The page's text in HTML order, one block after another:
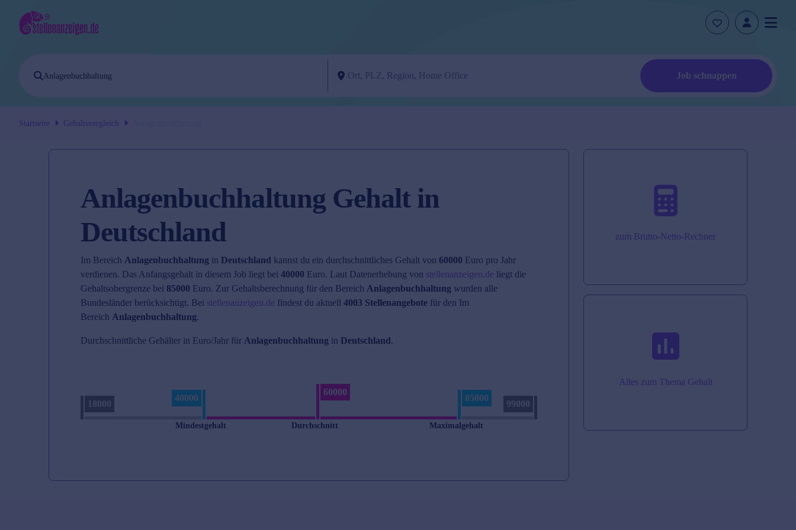
Job schnappen
Startseite Gehaltsvergleich
Anlagenbuchhaltung Gehalt in
Deutschland
Im Bereich Anlagenbuchhaltung in Deutschland kannst du ein durchschnittliches Gehalt von 60000 Euro pro Jahr
verdienen. Das Anfangsgehalt in diesem Job liegt bei 40000 Euro. Laut Datenerhebung von stellenanzeigen.de liegt die
Gehaltsobergrenze bei 85000 Euro. Zur Gehaltsberechnung für den Bereich Anlagenbuchhaltung wurden alle
Bundesländer berücksichtigt. Bei stellenanzeigen.de findest du aktuell 4003 Stellenangebote für den Im
Bereich Anlagenbuchhaltung.
Durchschnittliche Gehälter in Euro/Jahr für Anlagenbuchhaltung in Deutschland.
18000
40000
Mindestgehalt
60000
Durchschnitt
85000
Maximalgehalt
99000
zum Brutto-Netto-Rechner
Alles zum Thema Gehalt